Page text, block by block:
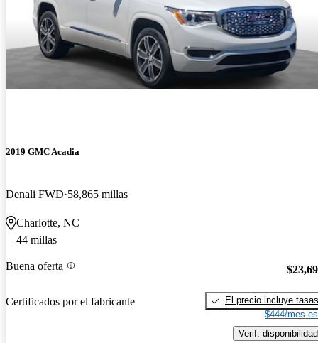
2019 GMC Acadia
Denali FWD 58,865 millas
Charlotte, NC
44 millas
Buena oferta
Certificados por el fabricante
El precio incluye tasas
$444/mes
Verif. disponibilidad